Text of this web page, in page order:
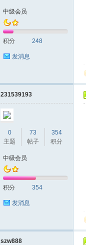
中级会员
积分 248
发消息
231539193
0
主题
73
帖子
354
积分
中级会员
积分 354
发消息
szw888